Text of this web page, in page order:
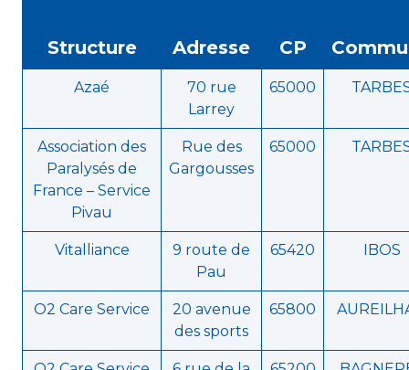
Structure Adresse CP
Azaé
70 rue
Larrey
65000
Association des
Paralysés de
France – Service
Pivau
Rue des
Gargousses
65000
Vitalliance
9 route de
Pau
65420 IBOS
O2 Care Service
20 avenue
des sports
65800